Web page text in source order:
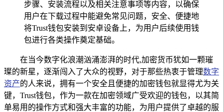
步骤、安装流程以及相关注意事项等内容，以确保
用户在下载过程中能避免常见问题，安全、便捷地
将Trust钱包安装到安卓设备上，为用户后续使用钱
包进行各类操作奠定基础。
在当今数字化浪潮汹涌澎湃的时代,加密货币犹如一颗璀
璨的新星，逐渐闯入了大众的视野，对于那些热衷于管理数字
资产的人来说，拥有一个安全且便捷的加密钱包就显得尤为关
键，Trust钱包，作为一款在加密领域广受欢迎的钱包，以其简
单易用的操作方式和强大丰富的功能，为用户提供了卓越的服